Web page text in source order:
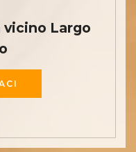
vicino Largo